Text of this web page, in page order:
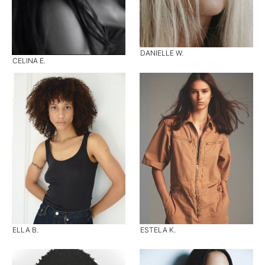
CELINA E.
DANIELLE W.
ELLA B. ESTELA K.